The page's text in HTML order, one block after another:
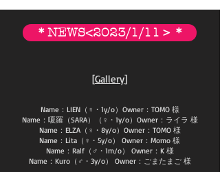
＊NEWS<2023/1/11＞＊
[Gallery]
Name：LIEN（♀・1y/o）Owner：TOMO 様
Name：嗄羅（SARA）（♀・1y/o）Owner：ライラ 様​
Name：ELZA（♀・8y/o）Owner：TOMO 様
Name：Lita（♀・5y/o） Owner：Momo 様
Name：Ralf（♂・1m/o） Owner：K 様
Name：Kuro（♂・3y/o） Owner：ごまたまご様